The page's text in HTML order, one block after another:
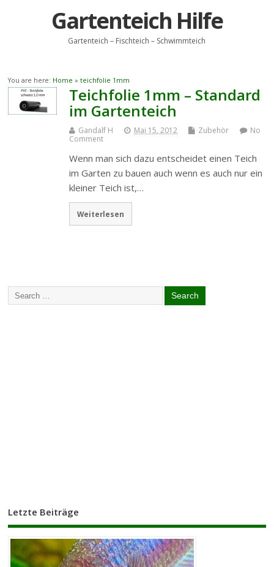
Gartenteich Hilfe
Gartenteich – Fischteich – Schwimmteich
You are here: Home »teichfolie 1mm
Teichfolie 1mm – Standard
im Gartenteich
Gandalf H Mai 15, 2012 Zubehör
No
Comment
Wenn man sich dazu entscheidet einen Teich
im Garten zu bauen auch wenn es auch nur ein
kleiner Teich ist,…
Weiterlesen
Letzte Beiträge